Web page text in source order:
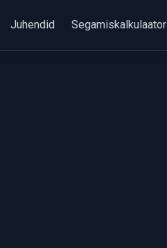
Juhendid Segamiskalkulaator